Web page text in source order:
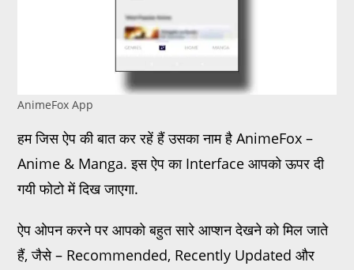
AnimeFox App
हम जिस ऐप की बात कर रहें हैं उसका नाम है AnimeFox –
Anime & Manga. इस ऐप का Interface आपको ऊपर दी
गयी फोटो में दिख जाएगा.
ऐप ओपन करने पर आपको बहुत सारे आप्शन देखने को मिल जाते
हैं, जैसे – Recommended, Recently Updated और